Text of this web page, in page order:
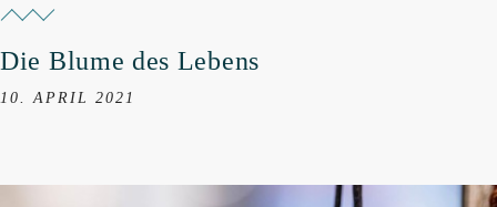
Die Blume des Lebens
10. APRIL 2021